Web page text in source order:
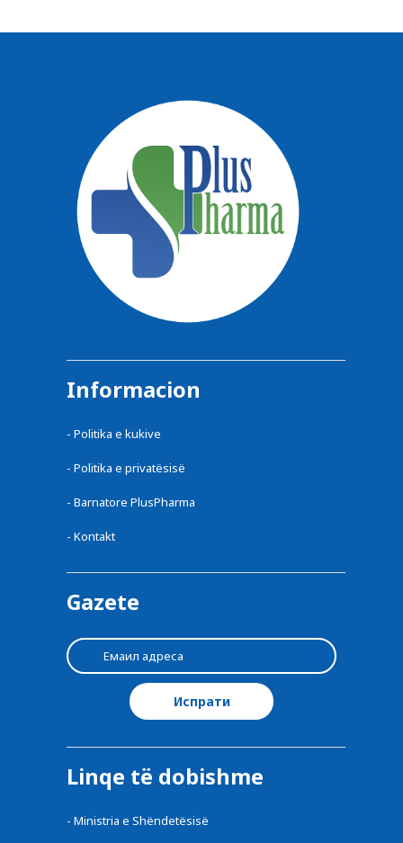
Informacion
- Politika e kukive
- Politika e privatësisë
- Barnatore PlusPharma
- Kontakt
Gazete
Linqe të dobishme
- Ministria e Shëndetësisë